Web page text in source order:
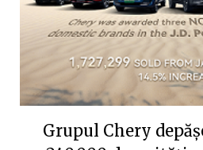
Grupul Chery